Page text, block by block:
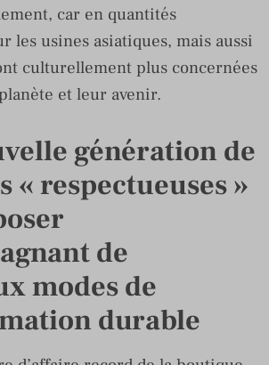
car en quantités
les usines asiatiques, mais aussi
culturellement plus concernées
et leur avenir.
génération de
« respectueuses »
de
modes de
durable